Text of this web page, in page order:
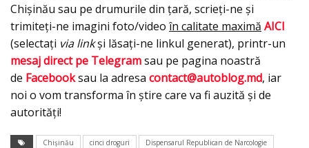
Chișinău sau pe drumurile din țară, scrieți-ne și
trimiteți-ne imagini foto/video în calitate maximă AICI
(selectați via linkși lăsați-ne linkul generat), printr-un
mesaj direct pe Telegramsau pe pagina noastră
de Facebooksau la adresa contact@autoblog.md, iar
noi o vom transforma în știre care va fi auzită și de
autorități!
Chișinău cinci droguri
Dispensarul Republican de Narcologie